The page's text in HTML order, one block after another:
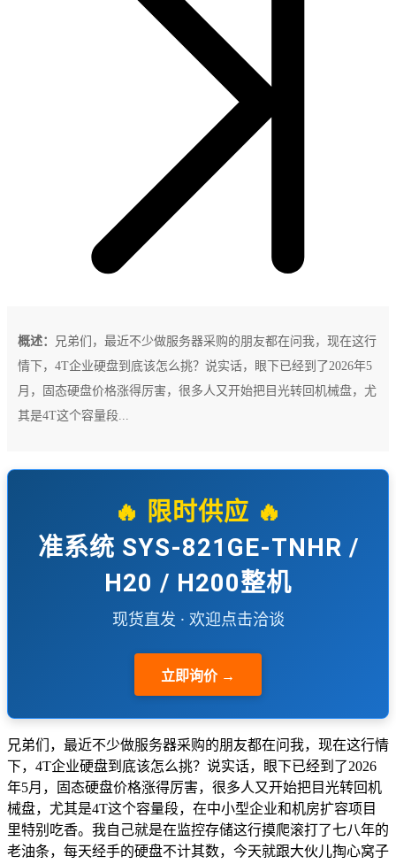
概述：
兄弟们，最近不少做服务器采购的朋友都在问我，现在这行
情下，4T企业硬盘到底该怎么挑？说实话，眼下已经到了2026年5
月，固态硬盘价格涨得厉害，很多人又开始把目光转回机械盘，尤
其是4T这个容量段...
🔥 限时供应 🔥
准系统 SYS-821GE-TNHR /
H20 / H200整机
现货直发 · 欢迎点击洽谈
立即询价 →
兄弟们，最近不少做服务器采购的朋友都在问我，现在这行情
下，4T企业硬盘到底该怎么挑？说实话，眼下已经到了2026
年5月，固态硬盘价格涨得厉害，很多人又开始把目光转回机
械盘，尤其是4T这个容量段，在中小型企业和机房扩容项目
里特别吃香。我自己就是在监控存储这行摸爬滚打了七八年的
老油条，每天经手的硬盘不计其数，今天就跟大伙儿掏心窝子